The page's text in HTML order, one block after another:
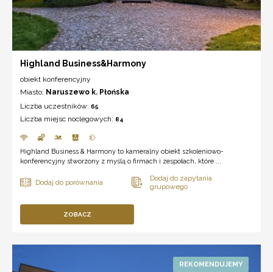
Highland Business&Harmony
obiekt konferencyjny
Miasto: Naruszewo k. Płońska
Liczba uczestników: 65
Liczba miejsc noclegowych: 84
Highland Business & Harmony to kameralny obiekt szkoleniowo-
konferencyjny stworzony z myślą o firmach i zespołach, które ...
ZOBACZ